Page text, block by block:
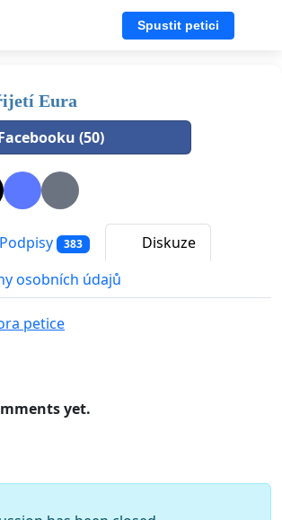
Spustit petici
Eura
(50)
Podpisy 383
Diskuze
osobních údajů
petice
yet.